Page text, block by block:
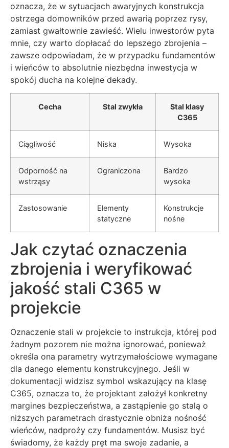
oznacza, że w sytuacjach awaryjnych konstrukcja
ostrzega domowników przed awarią poprzez rysy,
zamiast gwałtownie zawieść. Wielu inwestorów pyta
mnie, czy warto dopłacać do lepszego zbrojenia –
zawsze odpowiadam, że w przypadku fundamentów
i wieńców to absolutnie niezbędna inwestycja w
spokój ducha na kolejne dekady.
Cecha Stal zwykła
Stal klasy
C365
Ciągliwość Niska Wysoka
Odporność na
wstrząsy
Ograniczona
Bardzo
wysoka
Zastosowanie
Elementy
statyczne
Konstrukcje
nośne
Jak czytać oznaczenia
zbrojenia i weryfikować
jakość stali C365 w
projekcie
Oznaczenie stali w projekcie to instrukcja, której pod
żadnym pozorem nie można ignorować, ponieważ
określa ona parametry wytrzymałościowe wymagane
dla danego elementu konstrukcyjnego. Jeśli w
dokumentacji widzisz symbol wskazujący na klasę
C365, oznacza to, że projektant założył konkretny
margines bezpieczeństwa, a zastąpienie go stalą o
niższych parametrach drastycznie obniża nośność
wieńców, nadproży czy fundamentów. Musisz być
świadomy, że każdy pręt ma swoje zadanie, a